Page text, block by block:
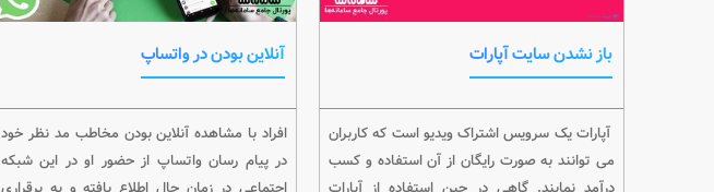
باز نشدن سایت آپارات
آپارات یک سرویس اشتراک ویدیو است که کاربران
می توانند به صورت رایگان از آن استفاده و کسب
آنلاین بودن در واتساپ
افراد با مشاهده آنلاین بودن مخاطب مد نظر خود
در پیام رسان واتساپ از حضور او در این شبکه